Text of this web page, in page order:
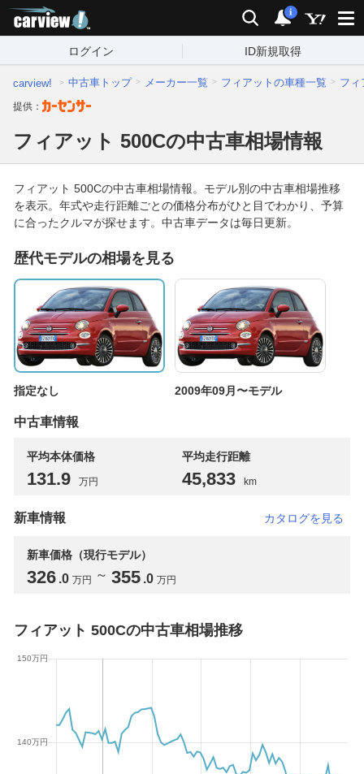
検索 通知
i
ログイン ID新規取得
carview! 中古車トップ メーカー一覧 フィアットの車種一覧 フィ
提供：
フィアット 500Cの中古車相場情報
フィアット 500Cの中古車相場情報。モデル別の中古車相場推移
を表示。年式や走行距離ごとの価格分布がひと目でわかり、予算
に合ったクルマが探せます。中古車データは毎日更新。
歴代モデルの相場を見る
指定なし 2009年09月〜モデル
中古車情報
平均本体価格
131.9 万円
平均走行距離
45,833 km
新車情報 カタログを見る
新車価格（現行モデル）
326 .0 万円 ～ 355 .0 万円
フィアット 500Cの中古車相場推移
支払総額 2017年 2018年
支払総額 4万km 5万km 6